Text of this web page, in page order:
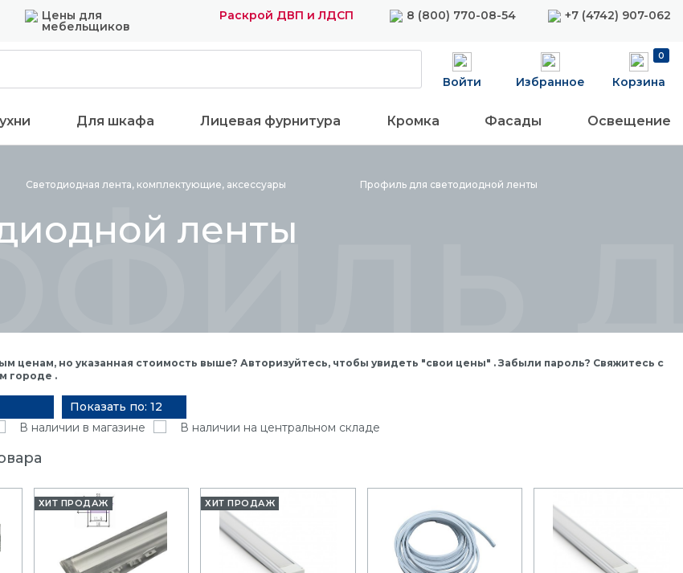
Цены для
мебельщиков
Раскрой ДВП и ЛДСП 8 (800) 770-08-54 +7 (4742) 907-062
Войти Избранное
0
Корзина
Для шкафа Лицевая фурнитура Кромка Фасады Освещение
Светодиодная лента, комплектующие, аксессуары Профиль для светодиодной ленты
ленты
ценам, но указанная стоимость выше? Авторизуйтесь, чтобы увидеть "свои цены" . Забыли пароль? Свяжитесь с
городе .
Показать по: 12
В наличии в магазине В наличии на центральном складе
ХИТ ПРОДАЖ ХИТ ПРОДАЖ